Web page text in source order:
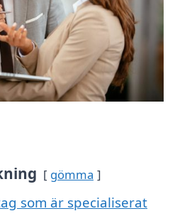
gömma
som är specialiserat